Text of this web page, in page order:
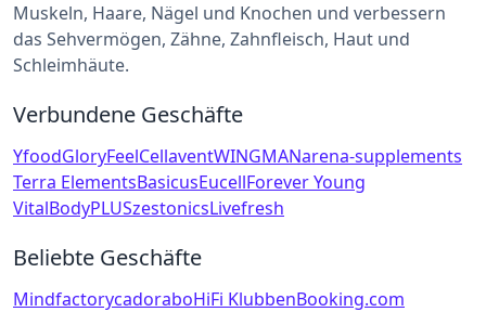
Muskeln, Haare, Nägel und Knochen und verbessern
das Sehvermögen, Zähne, Zahnfleisch, Haut und
Schleimhäute.
Verbundene Geschäfte
YfoodGloryFeelCellaventWINGMANarena-supplements
Terra ElementsBasicusEucellForever Young
VitalBodyPLUSzestonicsLivefresh
Beliebte Geschäfte
MindfactorycadoraboHiFi KlubbenBooking.com